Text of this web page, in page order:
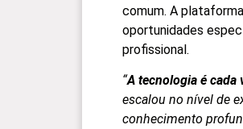
comum. A
oportunidades
profissional.
“A tecnologia é cada
escalou no nível de
conhecimento